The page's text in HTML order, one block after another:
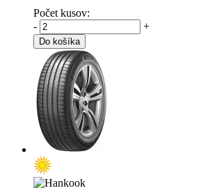
Počet kusov:
-
+
Do košíka